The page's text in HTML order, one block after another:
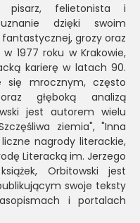
pisarz, felietonista i
dzięki swoim
grozy oraz
1977 roku w Krakowie,
karierę w latach 90.
się mrocznym, często
głęboką analizą
jest autorem wielu
ziemia", "Inna
nagrody literackie,
Literacką im. Jerzego
Orbitowski jest
swoje teksty
i portalach